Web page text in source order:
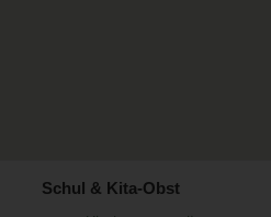
Schul & Kita-Obst